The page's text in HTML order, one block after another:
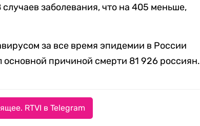
случаев заболевания, что на 405 меньше,
за все время эпидемии в России
основной причиной смерти 81 926 россиян.
RTVI в Telegram